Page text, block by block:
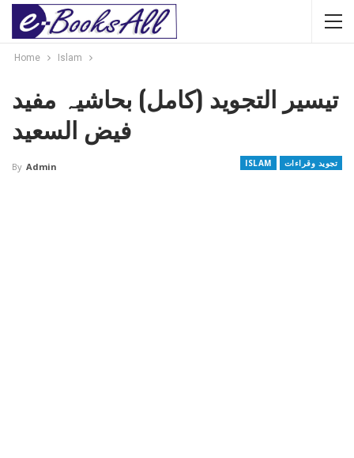
Home Islam
تیسیر التجوید (کامل) بحاشیہ مفید
فیض السعید
ISLAM تجوید وقراءات By Admin